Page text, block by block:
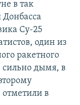
в так
Су-25
один из
ракетного
сильно дымя, в
отметили в